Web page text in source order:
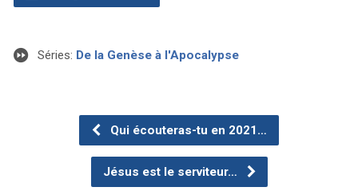
Séries: De la Genèse à l'Apocalypse
Qui écouteras-tu en 2021…
Jésus est le serviteur…